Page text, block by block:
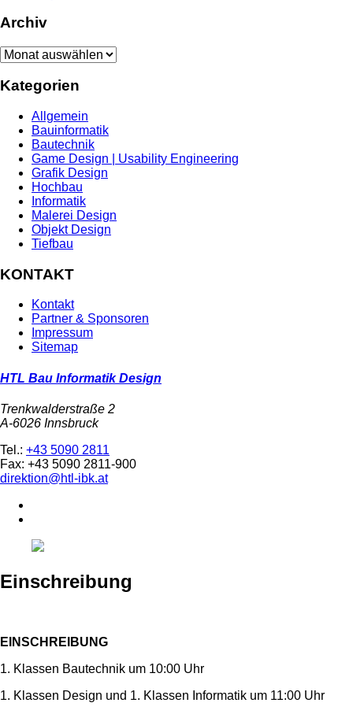
Archiv
Archiv
Kategorien
Allgemein
Bauinformatik
Bautechnik
Game Design | Usability Engineering
Grafik Design
Hochbau
Informatik
Malerei Design
Objekt Design
Tiefbau
KONTAKT
Kontakt
Partner & Sponsoren
Impressum
Sitemap
HTL Bau Informatik Design
Trenkwalderstraße 2
A-6026 Innsbruck
Tel.: +43 5090 2811
Fax: +43 5090 2811-900
direktion@htl-ibk.at
Einschreibung
EINSCHREIBUNG
1. Klassen Bautechnik um 10:00 Uhr
1. Klassen Design und 1. Klassen Informatik um 11:00 Uhr